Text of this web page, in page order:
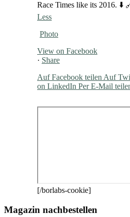
Race Times like its 2016. ⬇️
Less
Photo
View on Facebook
· Share
Auf Facebook teilen Auf
on LinkedIn Per E-Mail
[/borlabs-cookie]
Magazin nachbestellen